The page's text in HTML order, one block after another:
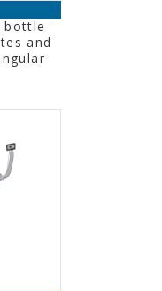
bottle
and